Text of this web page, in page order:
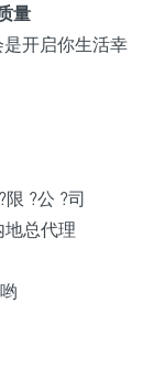
量
开启你生活幸
限 ?公 ?司
地总代理